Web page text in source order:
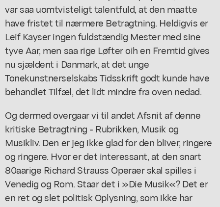
var saa uomtvisteligt talentfuld, at den maatte
have fristet til nærmere Betragtning. Heldigvis er
Leif Kayser ingen fuldstændig Mester med sine
tyve Aar, men saa rige Løfter oih en Fremtid gives
nu sjældent i Danmark, at det unge
Tonekunstnerselskabs Tidsskrift godt kunde have
behandlet Tilfæl, det lidt mindre fra oven nedad.
Og dermed overgaar vi til andet Afsnit af denne
kritiske Betragtning - Rubrikken, Musik og
Musikliv. Den er jeg ikke glad for den bliver, ringere
og ringere. Hvor er det interessant, at den snart
80aarige Richard Strauss Operaer skal spilles i
Venedig og Rom. Staar det i »Die Musik«? Det er
en ret og slet politisk Oplysning, som ikke har